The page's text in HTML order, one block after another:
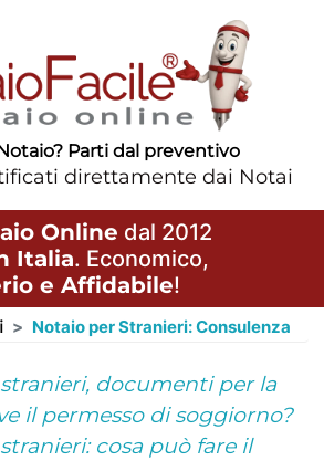
Parti dal preventivo
direttamente dai Notai
Online dal 2012
Italia. Economico,
e Affidabile!
Notaio per Stranieri: Consulenza
documenti per la
il permesso di soggiorno?
cosa può fare il